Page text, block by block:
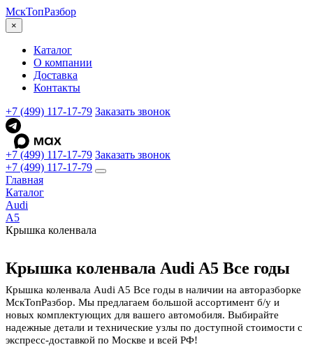
МскТопРазбор
×
Каталог
О компании
Доставка
Контакты
+7 (499) 117-17-79 Заказать звонок
+7 (499) 117-17-79 Заказать звонок
+7 (499) 117-17-79
Главная
Каталог
Audi
A5
Крышка коленвала
Крышка коленвала Audi A5 Все годы
Крышка коленвала Audi A5 Все годы в наличии на авторазборке
МскТопРазбор. Мы предлагаем большой ассортимент б/у и
новых комплектующих для вашего автомобиля. Выбирайте
надежные детали и технические узлы по доступной стоимости с
экспресс-доставкой по Москве и всей РФ!